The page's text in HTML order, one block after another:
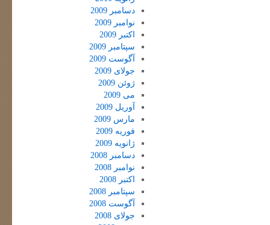
دسامبر 2009
نوامبر 2009
اکتبر 2009
سپتامبر 2009
آگوست 2009
جولای 2009
ژوئن 2009
می 2009
آوریل 2009
مارس 2009
فوریه 2009
ژانویه 2009
دسامبر 2008
نوامبر 2008
اکتبر 2008
سپتامبر 2008
آگوست 2008
جولای 2008